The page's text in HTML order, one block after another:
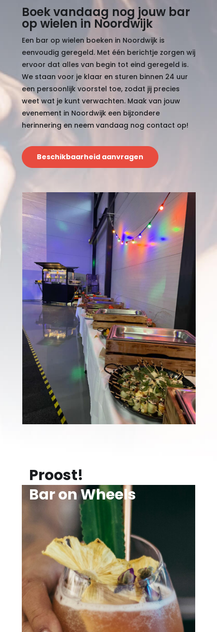
Boek vandaag nog jouw bar
op wielen in Noordwijk
Een bar op wielen boeken in Noordwijk is
eenvoudig geregeld. Met één berichtje zorgen wij
ervoor dat alles van begin tot eind geregeld is.
We staan voor je klaar en sturen binnen 24 uur
een persoonlijk voorstel toe, zodat jij precies
weet wat je kunt verwachten. Maak van jouw
evenement in Noordwijk een bijzondere
herinnering en neem vandaag nog contact op!
Beschikbaarheid aanvragen
Proost!
Bar on Wheels